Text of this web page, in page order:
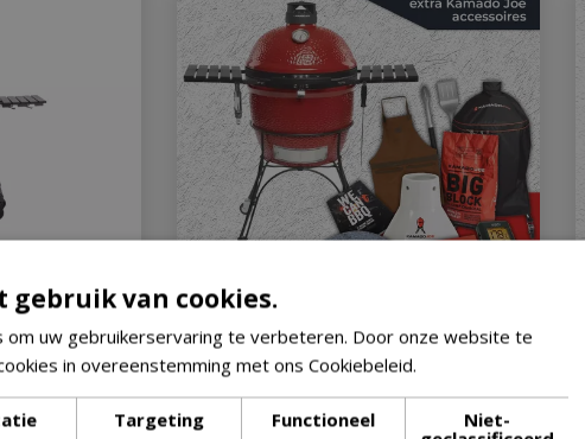
Kamado Joe Classic II Fully Loaded
Let op: bijna uitverkocht!
gebruik van cookies.
om uw gebruikerservaring te verbeteren. Door onze website te
in overeenstemming met ons Cookiebeleid.
Targeting Functioneel
Niet-